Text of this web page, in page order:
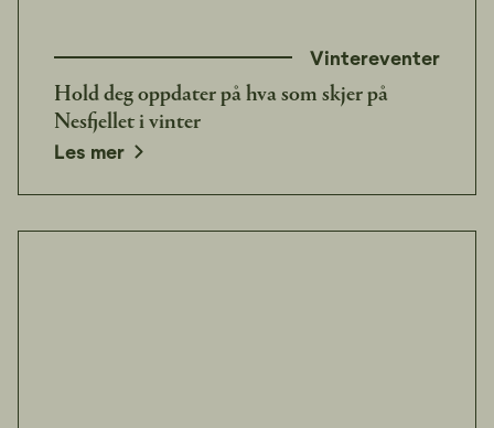
Vintereventer
Hold deg oppdater på hva som skjer på
Nesfjellet i vinter
Les mer